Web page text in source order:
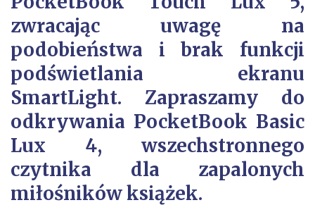
zwracając uwagę na
podobieństwa i brak funkcji
podświetlania ekranu
SmartLight. Zapraszamy do
odkrywania PocketBook Basic
Lux 4, wszechstronnego
czytnika dla zapalonych
miłośników książek.